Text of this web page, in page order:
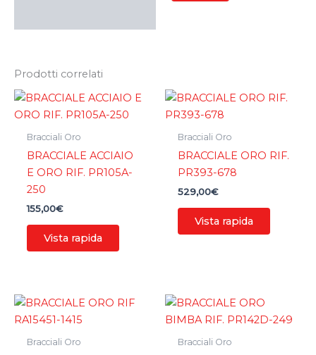
Prodotti correlati
Bracciali Oro
BRACCIALE ACCIAIO
E ORO RIF. PR105A-
250
155,00€
Vista rapida
Bracciali Oro
BRACCIALE ORO RIF.
PR393-678
529,00€
Vista rapida
Bracciali Oro Bracciali Oro